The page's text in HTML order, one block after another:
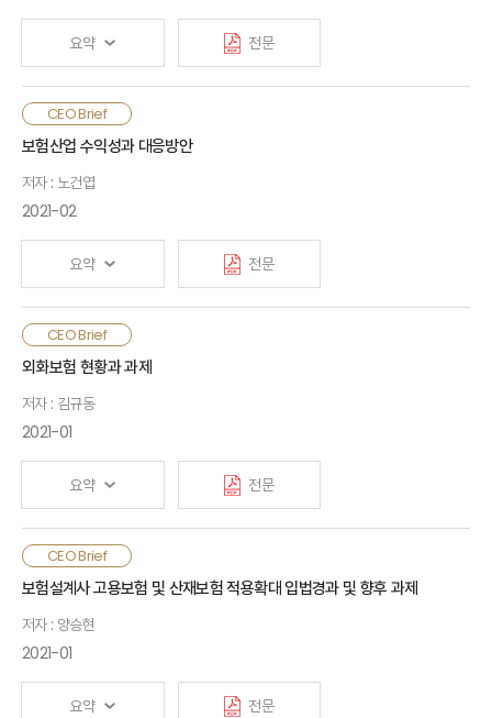
적합한 상품 및 판매채널 구축, 타 업권과의 협력 및 상생 방안
마련 등에 대한 근본적인 고민이 필요함
본 보고서는 2021년 3월 5일 보험연구원이 개최한 "포스트
코로나 시대 보험산업 대토론회" 중 패널토론 내용을 요약한
것임
요약 전문
생명보험은 전체를 하나의 시장으로 획정하여 경쟁도를 평가한
결과 경쟁시장으로 평가되었음. 손해보험은 보험종목별로
구분하여 평가하였는데, 일반손해보험은 집중시장, 자동차보험과
장기손해보험은 경쟁시장으로 평가되었음. 국내 보험시장의 경우
경쟁도 측면에서 심각한 문제가 있다고 보기는 어려우나
조직형태 등의 측면에서 다양성을 제고하기 위한 정책적 노력이
필요함. 최근 금융당국은 보험회사 규모 측면에서의 다양성 제고를
위해 소액단기보험업 제도를 도입하였고, 조직형태 측면에서의
다양성 제고를 위해 인가정책(1사 1라이센스) 유연화를 검토하고
있음
CEO Brief
보험산업 수익성과 대응방안
저자 : 노건엽
2021-02
요약 전문
2019년 말 이익규모는 자본비용을 고려한 필요이익의 절반에
불과할 정도로 과부족 상황임. 보험산업 수익성 악화는 구조적인
원인에 기인하기 때문에 보다 장기적이고 근본적인 개선노력이
요구되며, 저성장 환경에서 보유계약 관리에 집중할 필요가 있음.
보험회사는 장기적인 플랜을 수립하고, 고금리 보유계약 이전
상품개발 및 장기투자 환경을 조성하고 새로운 지급여력제도의
연착륙을 유도해야 함
CEO Brief
외화보험 현황과 과제
저자 : 김규동
2021-01
요약 전문
외화보험은 유학자금 및 안전자산 확보와 같은 외화 수요 및
원화보험 대비 높은 금리 등으로 인해 최근 판매가 급증하였음.
그러나 소비자의 환위험에 대한 이해가 부족할 경우, 환차손으로
인한 민원 발생 우려가 있는 상품임. 따라서 보험회사는
보험설계사의 교육과 상품설명을 강화하고, 금융당국은
과열되지 않도록 관리할 필요가 있음
CEO Brief
보험설계사 고용보험 및 산재보험 적용확대 입법경과 및 향후 과제
저자 : 양승현
2021-01
요약 전문